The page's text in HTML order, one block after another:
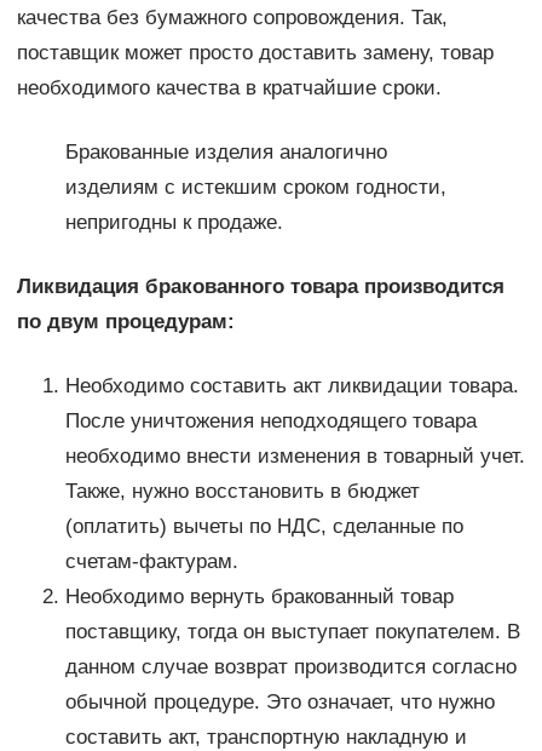
качества без бумажного сопровождения. Так,
поставщик может просто доставить замену, товар
необходимого качества в кратчайшие сроки.
Бракованные изделия аналогично
изделиям с истекшим сроком годности,
непригодны к продаже.
Ликвидация бракованного товара производится
по двум процедурам:
Необходимо составить акт ликвидации товара.
После уничтожения неподходящего товара
необходимо внести изменения в товарный учет.
Также, нужно восстановить в бюджет
(оплатить) вычеты по НДС, сделанные по
счетам-фактурам.
Необходимо вернуть бракованный товар
поставщику, тогда он выступает покупателем. В
данном случае возврат производится согласно
обычной процедуре. Это означает, что нужно
составить акт, транспортную накладную и